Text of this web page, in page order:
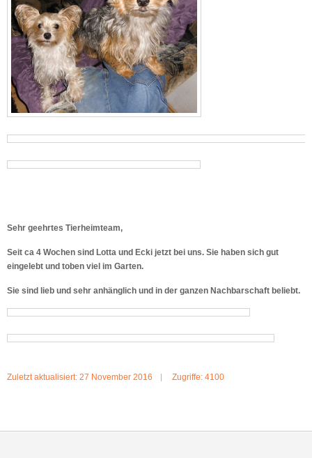
Sehr geehrtes Tierheimteam,
Seit ca 4 Wochen sind Lotta und Ecki jetzt bei uns. Sie haben sich gut
eingelebt und toben viel im Garten.
Sie sind lieb und sehr anhänglich und in der ganzen Nachbarschaft beliebt.
Zuletzt aktualisiert: 27 November 2016 Zugriffe: 4100